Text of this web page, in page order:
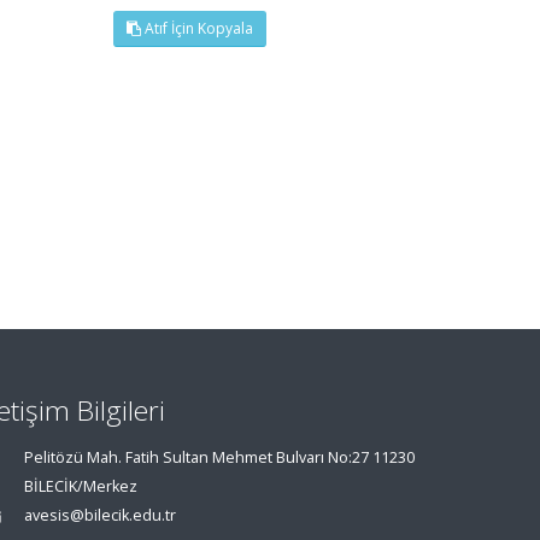
Atıf İçin Kopyala
Bilgileri
Pelitözü Mah. Fatih Sultan Mehmet Bulvarı No:27 11230
BİLECİK/Merkez
avesis@bilecik.edu.tr